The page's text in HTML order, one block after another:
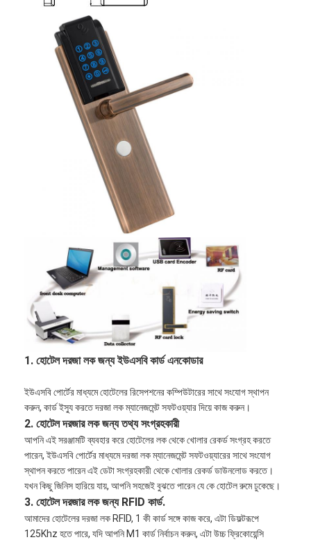
আমাদের সম্বন্ধে
কারখানা পরিদর্শন
গুণমান নিয়ন্ত্রণ
আমাদের সাথে যোগাযোগ
স্টেইনলেস স্টীল দরজা লক
প্রবেশদ্বার হ্যান্ডলেসেট
স্মার্ট ডোর লক
সিলিন্ডার ডোর বোতাম
টিউবুলার লক
স্মার্ট ক্যাবিনেট লক
ধাতব স্লাইডিং দরজার লক
স্মার্ট ওয়াটার কল
1. হোটেল দরজা লক জন্য ইউএসবি কার্ড এনকোডার
ইউএসবি পোর্টের মাধ্যমে হোটেলের রিসেপশনের কম্পিউটারের সাথে সংযোগ স্থাপন
করুন, কার্ড ইস্যু করতে দরজা লক ম্যানেজমেন্ট সফটওয়্যার দিয়ে কাজ করুন।
2. হোটেল দরজার লক জন্য তথ্য সংগ্রহকারী
আপনি এই সরঞ্জামটি ব্যবহার করে হোটেলের লক থেকে খোলার রেকর্ড সংগ্রহ করতে
পারেন, ইউএসবি পোর্টের মাধ্যমে দরজা লক ম্যানেজমেন্ট সফটওয়্যারের সাথে সংযোগ
স্থাপন করতে পারেন এই ডেটা সংগ্রহকারী থেকে খোলার রেকর্ড ডাউনলোড করতে।
যখন কিছু জিনিস হারিয়ে যায়, আপনি সহজেই বুঝতে পারেন যে কে হোটেল রুমে ঢুকেছে।
3. হোটেল দরজার লক জন্য RFID কার্ড.
আমাদের হোটেলের দরজা লক RFID, 1 কী কার্ড সঙ্গে কাজ করে, এটা ডিফল্টরূপে
125Khz হতে পারে, যদি আপনি M1 কার্ড নির্বাচন করুন, এটা উচ্চ ফ্রিকোয়েন্সি